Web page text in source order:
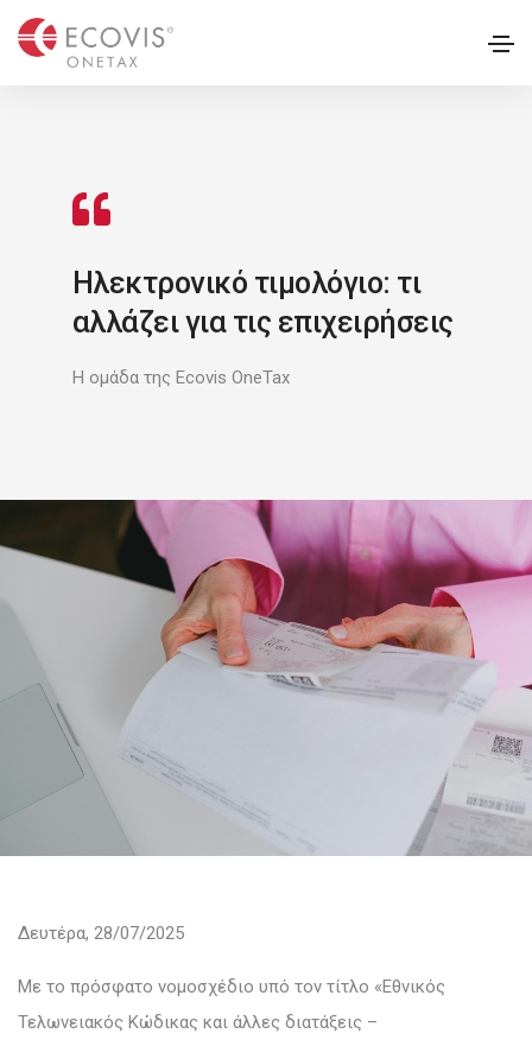
Ηλεκτρονικό τιμολόγιο: τι
αλλάζει για τις επιχειρήσεις
Η ομάδα της Ecovis OneTax
Δευτέρα, 28/07/2025
Με το πρόσφατο νομοσχέδιο υπό τον τίτλο «Εθνικός
Τελωνειακός Κώδικας και άλλες διατάξεις –